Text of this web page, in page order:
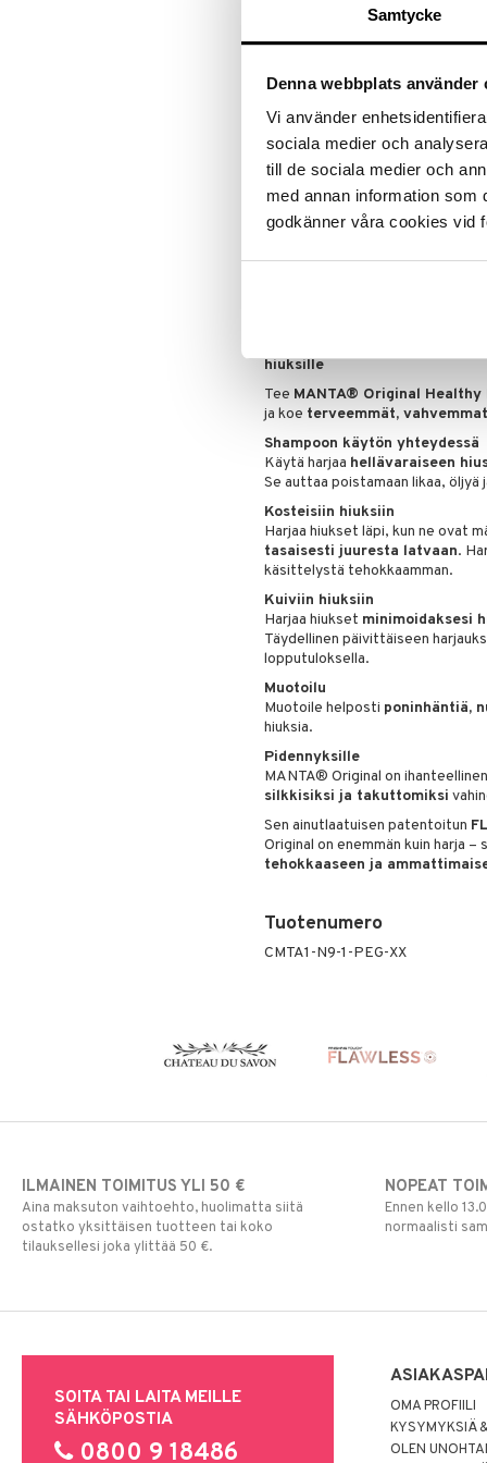
Samtycke
Denna webbplats använder
Vi använder
sociala medier och
till de sociala medier och
med annan information som
godkänner våra cookies vid
Minimoi hiusten katkeilun ja
Sopii kaikille hiustyypeille –
Ihanteellinen pidennyksille –
vahingoittamatta kiinnityksiä
Täydellinen kaikille, jotka
MANTA® Original Healthy
ilman huolta vaurioista –
hiuksille
Tee MANTA® Original Healthy
ja koe terveemmät,
Shampoon käytön yhteydessä
Käytä harjaa hellävaraiseen
Se auttaa poistamaan likaa,
Kosteisiin hiuksiin
Harjaa hiukset läpi, kun ne ovat
tasaisesti juuresta latvaan.
käsittelystä tehokkaamman.
Kuiviin hiuksiin
Harjaa hiukset minimoidaksesi
Täydellinen päivittäiseen
lopputuloksella.
Muotoilu
Muotoile helposti poninhäntiä,
hiuksia.
Pidennyksille
MANTA® Original on ihanteellinen
silkkisiksi ja takuttomiksi
Sen ainutlaatuisen patentoitun
Original on enemmän kuin harja –
tehokkaaseen ja
Tuotenumero
CMTA1-N9-1-PEG-XX
ILMAINEN TOIMITUS YLI 50 €
Aina maksuton vaihtoehto, huolimatta siitä
ostatko yksittäisen tuotteen tai koko
tilauksellesi joka ylittää 50 €.
NOPEAT
Ennen kello
normaalisti
SOITA TAI LAITA MEILLE
SÄHKÖPOSTIA
0800 9 18486
OMA PROFIILI
KYSYMYKSIÄ
OLEN